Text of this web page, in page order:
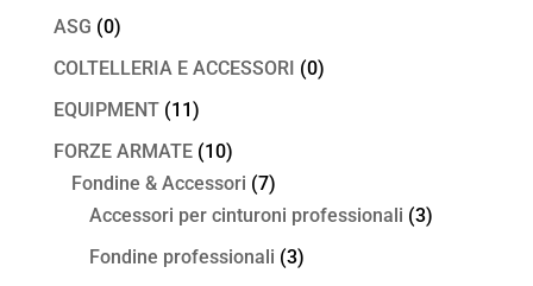
ASG (0)
COLTELLERIA E ACCESSORI (0)
EQUIPMENT (11)
FORZE ARMATE (10)
Fondine & Accessori (7)
Accessori per cinturoni professionali (3)
Fondine professionali (3)